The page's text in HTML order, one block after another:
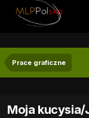
Prace graficzne
Moja kucysia/